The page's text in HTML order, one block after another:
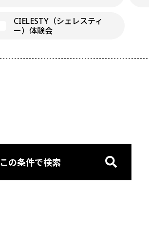
CIELESTY（シェレスティ
ー）体験会
この条件で検索